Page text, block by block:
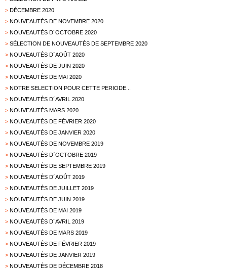
> DÉCEMBRE 2020
> NOUVEAUTÉS DE NOVEMBRE 2020
> NOUVEAUTÉS D´OCTOBRE 2020
> SÉLECTION DE NOUVEAUTÉS DE SEPTEMBRE 2020
> NOUVEAUTÉS D´AOÛT 2020
> NOUVEAUTÉS DE JUIN 2020
> NOUVEAUTÉS DE MAI 2020
> NOTRE SELECTION POUR CETTE PERIODE...
> NOUVEAUTÉS D´AVRIL 2020
> NOUVEAUTÉS MARS 2020
> NOUVEAUTÉS DE FÉVRIER 2020
> NOUVEAUTÉS DE JANVIER 2020
> NOUVEAUTÉS DE NOVEMBRE 2019
> NOUVEAUTÉS D´OCTOBRE 2019
> NOUVEAUTÉS DE SEPTEMBRE 2019
> NOUVEAUTÉS D´AOÛT 2019
> NOUVEAUTÉS DE JUILLET 2019
> NOUVEAUTÉS DE JUIN 2019
> NOUVEAUTÉS DE MAI 2019
> NOUVEAUTÉS D´AVRIL 2019
> NOUVEAUTÉS DE MARS 2019
> NOUVEAUTÉS DE FÉVRIER 2019
> NOUVEAUTÉS DE JANVIER 2019
> NOUVEAUTÉS DE DÉCEMBRE 2018